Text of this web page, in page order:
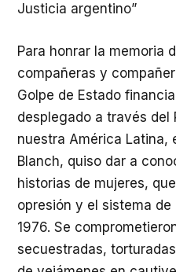
Justicia argentino”
Para honrar la memoria
compañeras y
Golpe de Estado
desplegado a través del
nuestra América Latina,
Blanch, quiso dar a
historias de mujeres,
opresión y el sistema
1976. Se
secuestradas,